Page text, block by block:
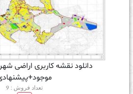
دانلود نقشه کاربری اراضی
تعداد فروش : 9